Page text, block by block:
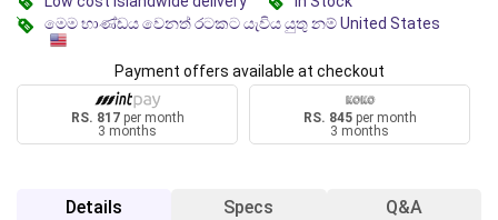
මෙම භාණ්ඩය වෙනත් රටකට යැවිය යුතු නම් United States
Payment offers available at checkout
RS. 817per month
3 months
RS. 845per month
3 months
Details Specs Q&A